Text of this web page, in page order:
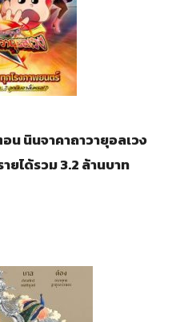
น นินจาคาถาวายุอลเวง
ยได้รวม 3.2 ล้านบาท